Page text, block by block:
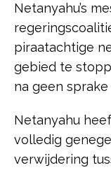
Netanyahu’s
piraatachtige
gebied te
na geen
Netanyahu
volledig
verwijdering